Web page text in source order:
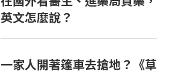
英文怎麼說？
一家人開著篷車去搶地？《草